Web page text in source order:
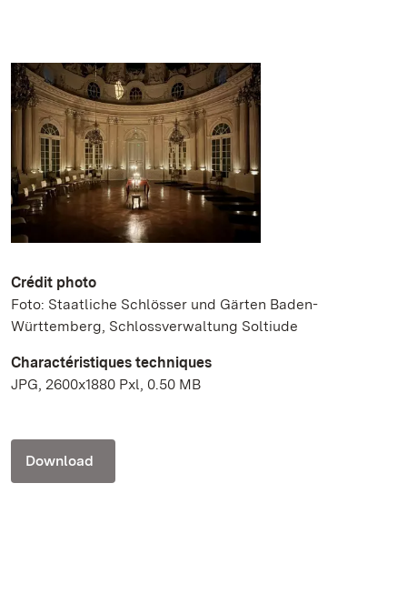
Crédit photo
Foto: Staatliche Schlösser und Gärten Baden-
Württemberg, Schlossverwaltung Soltiude
Charactéristiques techniques
JPG, 2600x1880 Pxl, 0.50 MB
Download